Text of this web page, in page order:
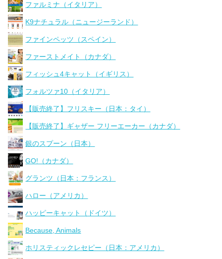
ファルミナ（イタリア）
K9ナチュラル（ニュージーランド）
ファインペッツ（スペイン）
ファーストメイト（カナダ）
フィッシュ4キャット（イギリス）
フォルツァ10（イタリア）
【販売終了】フリスキー（日本：タイ）
【販売終了】ギャザー フリーエーカー（カナダ）
銀のスプーン（日本）
GO!（カナダ）
グランツ（日本：フランス）
ハロー（アメリカ）
ハッピーキャット（ドイツ）
Because, Animals
ホリスティックレセピー（日本：アメリカ）